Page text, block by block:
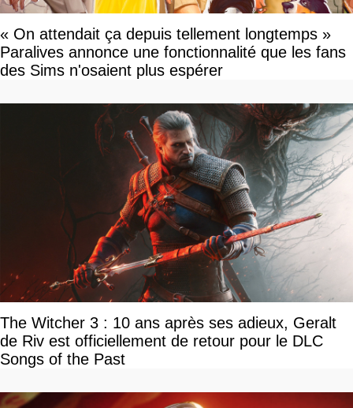
« On attendait ça depuis tellement longtemps »
Paralives annonce une fonctionnalité que les fans
des Sims n'osaient plus espérer
The Witcher 3 : 10 ans après ses adieux, Geralt
de Riv est officiellement de retour pour le DLC
Songs of the Past